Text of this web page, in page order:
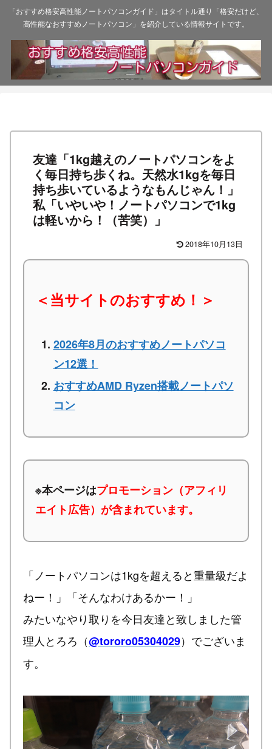
「おすすめ格安高性能ノートパソコンガイド」はタイトル通り「格安だけど、
高性能なおすすめノートパソコン」を紹介している情報サイトです。
友達「1kg越えのノートパソコンをよ
く毎日持ち歩くね。天然水1kgを毎日
持ち歩いているようなもんじゃん！」
私「いやいや！ノートパソコンで1kg
は軽いから！（苦笑）」
2018年10月13日
＜当サイトのおすすめ！＞
2026年8月のおすすめノートパソコ
ン12選！
おすすめAMD Ryzen搭載ノートパソ
コン
※本ページはプロモーション（アフィリ
エイト広告）が含まれています。
「ノートパソコンは1kgを超えると重量級だよ
ねー！」「そんなわけあるかー！」
みたいなやり取りを今日友達と致しました管
理人とろろ（@tororo05304029）でございま
す。